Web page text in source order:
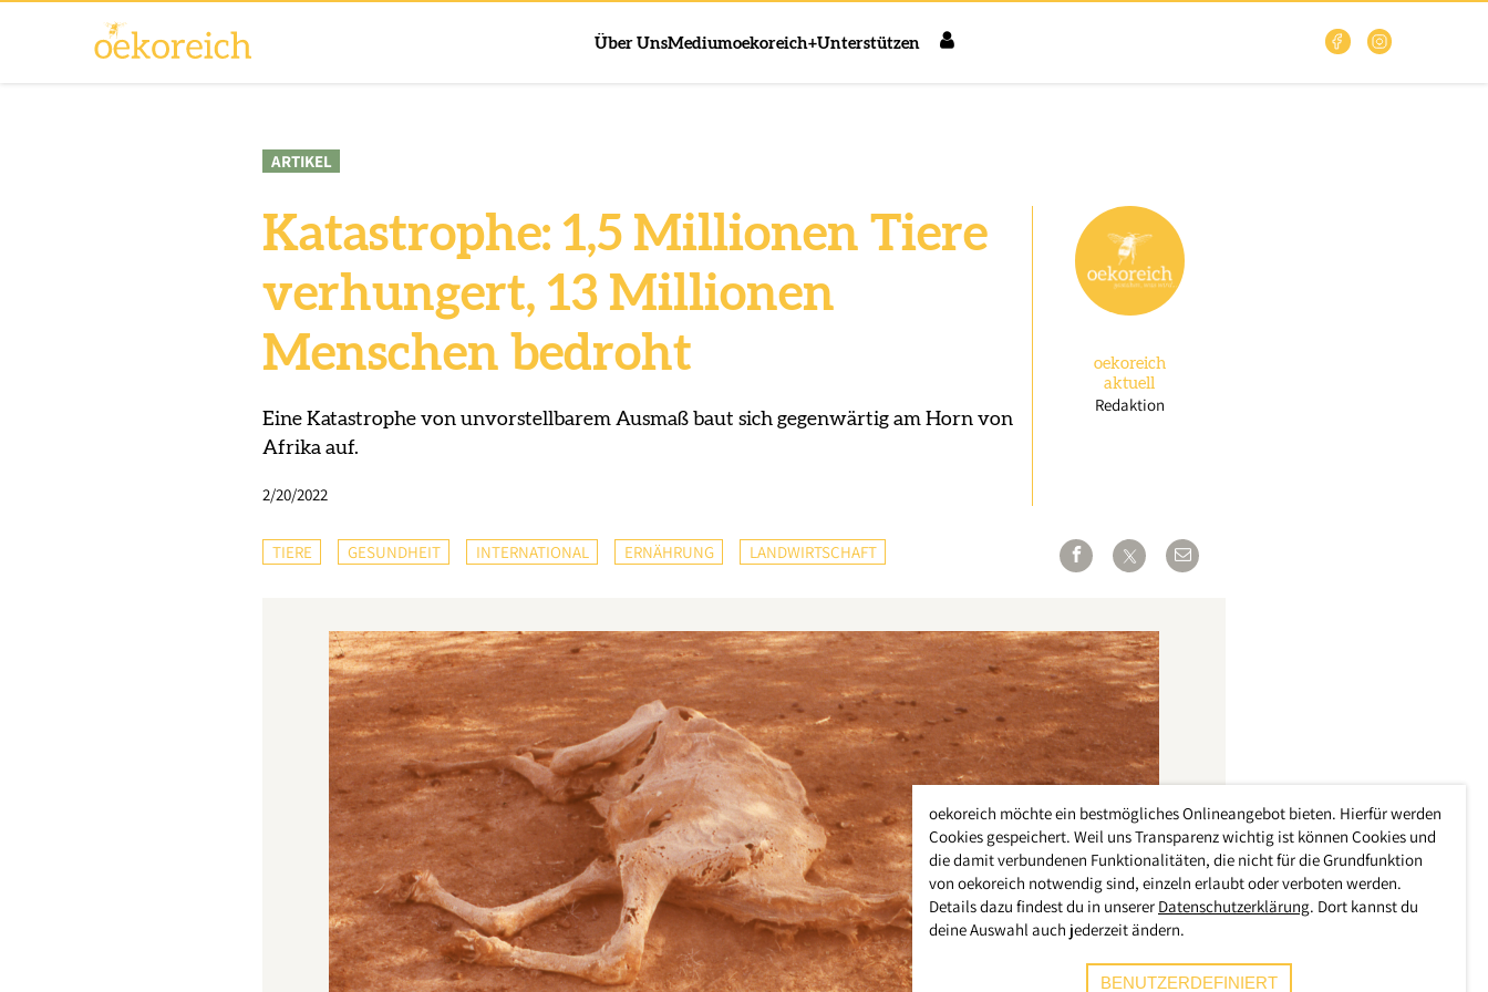
Über UnsMediumoekoreich+Unterstützen
ARTIKEL
Katastrophe: 1,5 Millionen Tiere
verhungert, 13 Millionen
Menschen bedroht
Eine Katastrophe von unvorstellbarem Ausmaß baut sich gegenwärtig am Horn von
Afrika auf.
2/20/2022
oekoreich
aktuell
Redaktion
TIERE GESUNDHEIT INTERNATIONAL ERNÄHRUNG LANDWIRTSCHAFT
oekoreich möchte ein bestmögliches Onlineangebot bieten. Hierfür werden
Cookies gespeichert. Weil uns Transparenz wichtig ist können Cookies und
die damit verbundenen Funktionalitäten, die nicht für die Grundfunktion
von oekoreich notwendig sind, einzeln erlaubt oder verboten werden.
Details dazu findest du in unserer Datenschutzerklärung. Dort kannst du
deine Auswahl auch jederzeit ändern.
BENUTZERDEFINIERT